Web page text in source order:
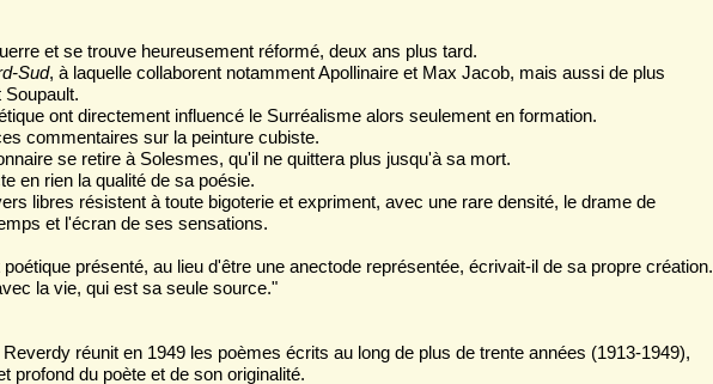
et se trouve heureusement réformé, deux ans plus tard.
Sud, à laquelle collaborent notamment Apollinaire et Max Jacob, mais aussi de plus
Soupault.
ont directement influencé le Surréalisme alors seulement en formation.
commentaires sur la peinture cubiste.
se retire à Solesmes, qu'il ne quittera plus jusqu'à sa mort.
en rien la qualité de sa poésie.
libres résistent à toute bigoterie et expriment, avec une rare densité, le drame de
et l'écran de ses sensations.
présenté, au lieu d'être une anectode représentée, écrivait-il de sa propre création.
la vie, qui est sa seule source."
réunit en 1949 les poèmes écrits au long de plus de trente années (1913-1949),
profond du poète et de son originalité.